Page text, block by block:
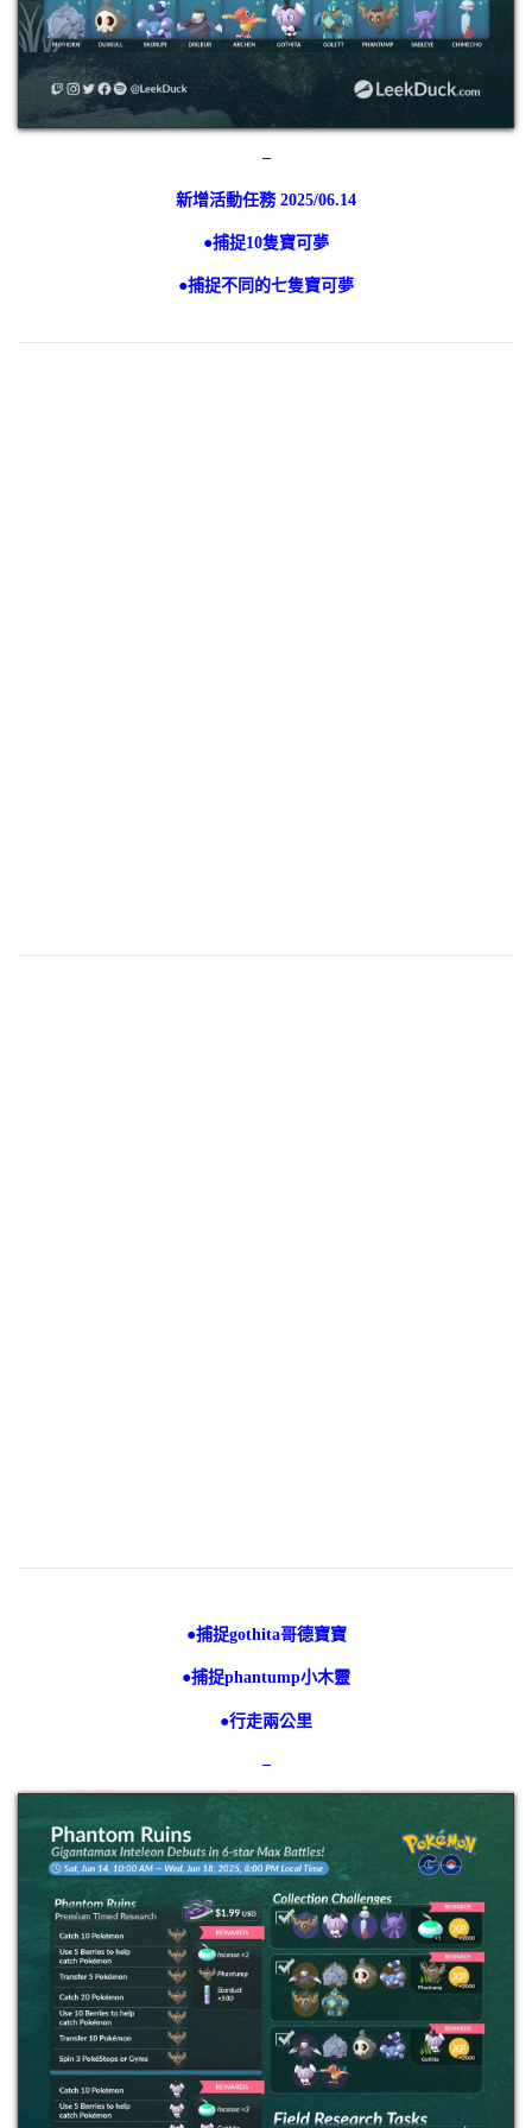
–
新增活動任務 2025/06.14
●捕捉10隻寶可夢
●捕捉不同的七隻寶可夢
●捕捉gothita哥德寶寶
●捕捉phantump小木靈
●行走兩公里
–